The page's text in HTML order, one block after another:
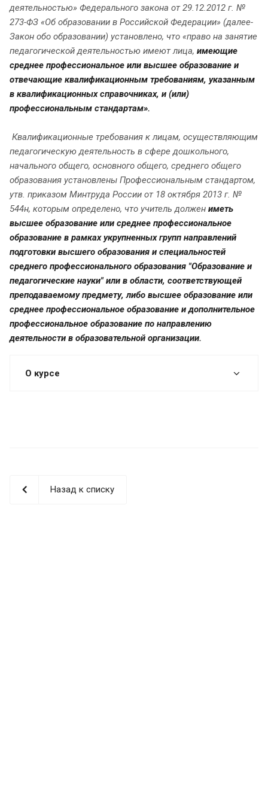
деятельностью» Федерального закона от 29.12.2012 г. №
273-ФЗ «Об образовании в Российской Федерации» (далее-
Закон обо образовании) установлено, что «право на занятие
педагогической деятельностью имеют лица, имеющие
среднее профессиональное или высшее образование и
отвечающие квалификационным требованиям, указанным
в квалификационных справочниках, и (или)
профессиональным стандартам».
Квалификационные требования к лицам, осуществляющим
педагогическую деятельность в сфере дошкольного,
начального общего, основного общего, среднего общего
образования установлены Профессиональным стандартом,
утв. приказом Минтруда России от 18 октября 2013 г. №
544н, которым определено, что учитель должен иметь
высшее образование или среднее профессиональное
образование в рамках укрупненных групп направлений
подготовки высшего образования и специальностей
среднего профессионального образования "Образование и
педагогические науки" или в области, соответствующей
преподаваемому предмету, либо высшее образование или
среднее профессиональное образование и дополнительное
профессиональное образование по направлению
деятельности в образовательной организации.
О курсе
Назад к списку